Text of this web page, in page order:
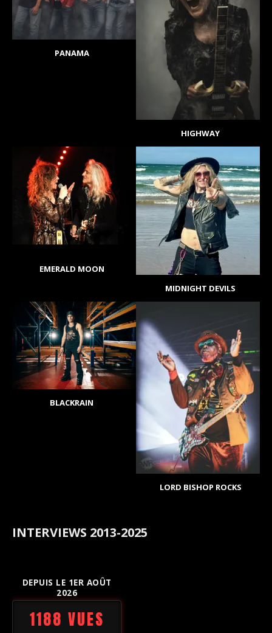
PANAMA
HIGHWAY
EMERALD MOON
MIDNIGHT DEVILS
BLACKRAIN
LORD BISHOP ROCKS
INTERVIEWS 2013-2025
DEPUIS LE 1ER AOÛT
2026
1188 VUES